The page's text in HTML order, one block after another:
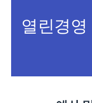
열린경영